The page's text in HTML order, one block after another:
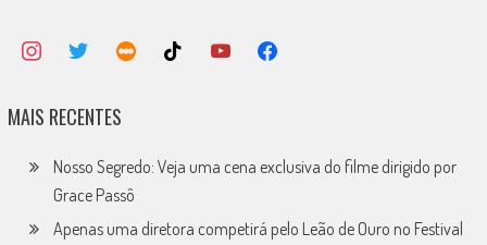
MAIS RECENTES
Nosso Segredo: Veja uma cena exclusiva do filme dirigido por
Grace Passô
Apenas uma diretora competirá pelo Leão de Ouro no Festival